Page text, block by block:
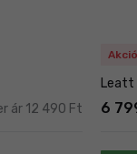
ár 12 490 Ft
Akció
Leatt
6